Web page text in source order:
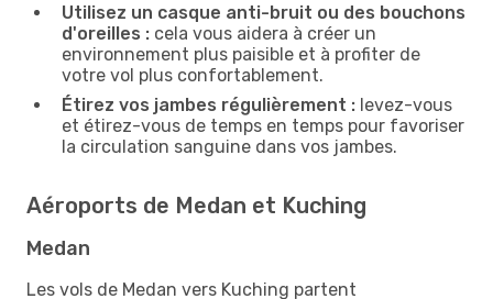
Utilisez un casque anti-bruit ou des bouchons
d'oreilles : cela vous aidera à créer un
environnement plus paisible et à profiter de
votre vol plus confortablement.
Étirez vos jambes régulièrement : levez-vous
et étirez-vous de temps en temps pour favoriser
la circulation sanguine dans vos jambes.
Aéroports de Medan et Kuching
Medan
Les vols de Medan vers Kuching partent